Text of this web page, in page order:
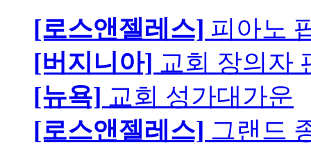
[로스앤젤레스] 피아노
[버지니아] 교회 장의자
[뉴욕] 교회 성가대가운
[로스앤젤레스] 그랜드